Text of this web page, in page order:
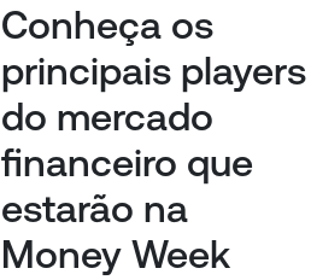
Conheça os
principais players
do mercado
financeiro que
estarão na
Money Week